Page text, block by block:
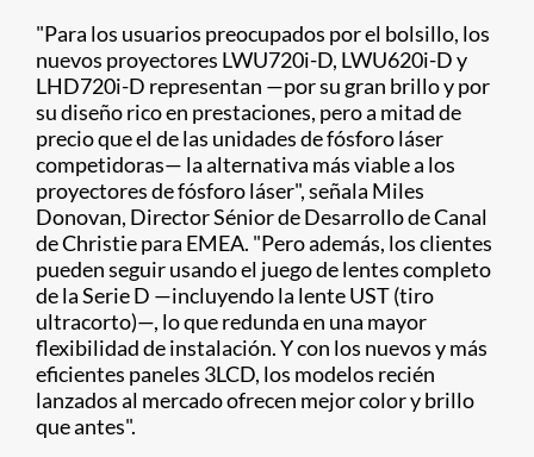
"Para los usuarios preocupa​​dos por el bolsillo, los
nuevos proyectores LWU720i-D, LWU620i-D y
LHD720i-D representan —por su gran brillo y por
su diseño rico en prestaciones, pero a mitad de
precio que el de las unidades de fósforo láser
competidoras— la alternativa más viable a los
proyectores de fósforo láser", señala Miles
Donovan, Director Sénior de Desarrollo de Canal
de Christie para EMEA. "Pero además, los clientes
pueden seguir usando el juego de lentes completo
de la Serie D —incluyendo la lente UST (tiro
ultracorto)—, lo que redunda en una mayor
flexibilidad de instalación. Y con los nuevos y más
eficientes paneles 3LCD, los modelos recién
lanzados al mercado ofrecen mejor color y brillo
que antes".